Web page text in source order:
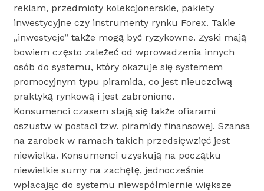
reklam, przedmioty kolekcjonerskie, pakiety
inwestycyjne czy instrumenty rynku Forex. Takie
„inwestycje” także mogą być ryzykowne. Zyski mają
bowiem często zależeć od wprowadzenia innych
osób do systemu, który okazuje się systemem
promocyjnym typu piramida, co jest nieuczciwą
praktyką rynkową i jest zabronione.
Konsumenci czasem stają się także ofiarami
oszustw w postaci tzw. piramidy finansowej. Szansa
na zarobek w ramach takich przedsięwzięć jest
niewielka. Konsumenci uzyskują na początku
niewielkie sumy na zachętę, jednocześnie
wpłacając do systemu niewspółmiernie większe